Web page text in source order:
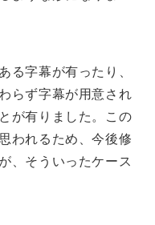
る字幕が有ったり、
らず字幕が用意され
が有りました。この
われるため、今後修
、そういったケース